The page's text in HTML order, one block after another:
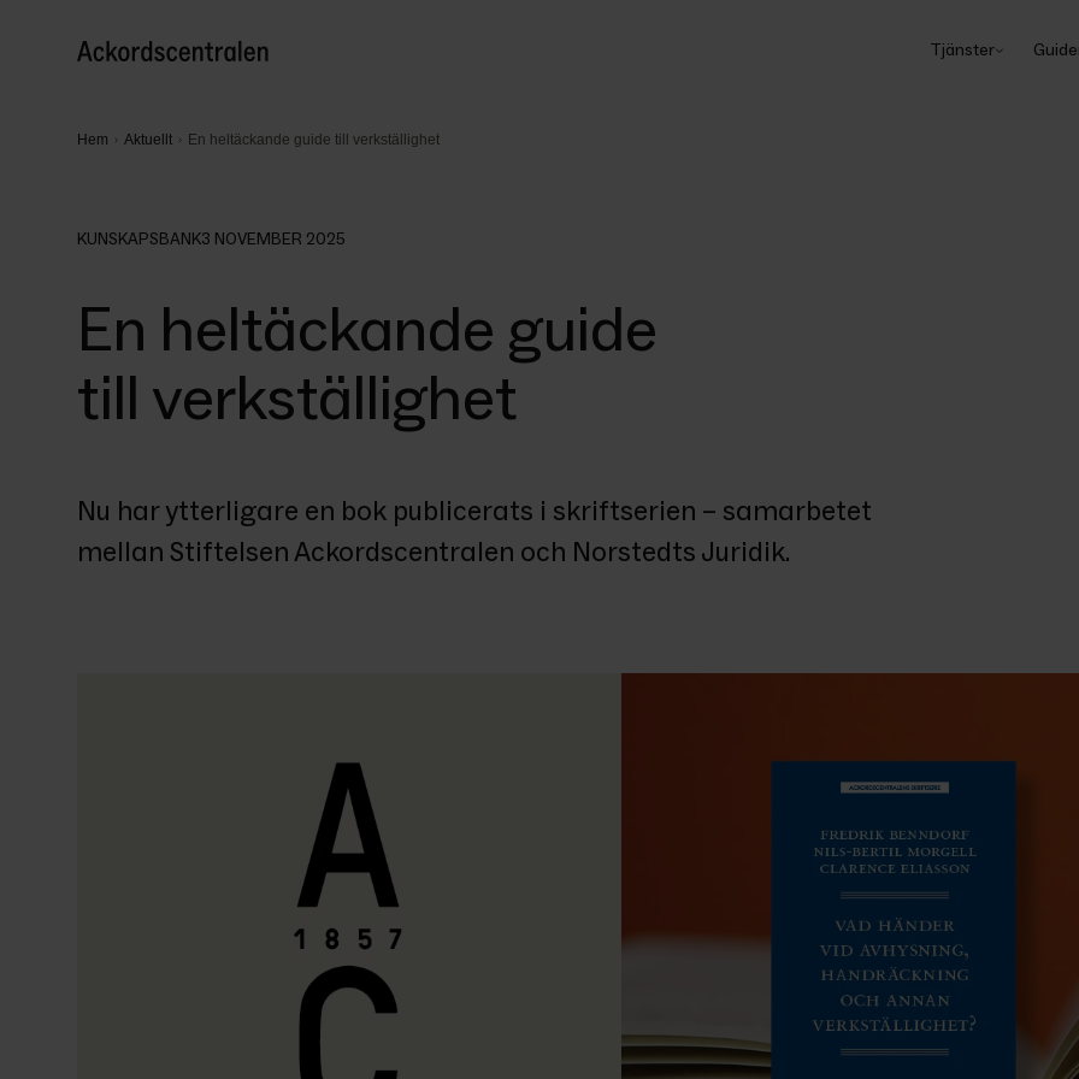
Tjänster
Hem Aktuellt En heltäckande guide till verkställighet
KUNSKAPSBANK3 NOVEMBER 2025
En heltäckande guide
till verkställighet
Nu har ytterligare en bok publicerats i skriftserien – samarbetet
mellan Stiftelsen Ackordscentralen och Norstedts Juridik.